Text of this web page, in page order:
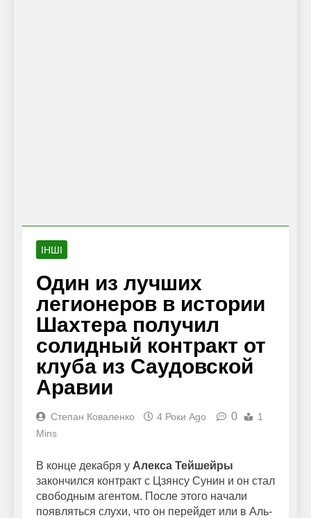
ІНШІ
Один из лучших
легионеров в истории
Шахтера получил
солидный контракт от
клуба из Саудовской
Аравии
Степан Коваленко 4 Роки Ago 0
1
Mins
В конце декабря у Алекса Тейшейры
закончился контракт с Цзянсу Сунин и он стал
свободным агентом. После этого начали
появляться слухи, что он перейдет или в Аль-